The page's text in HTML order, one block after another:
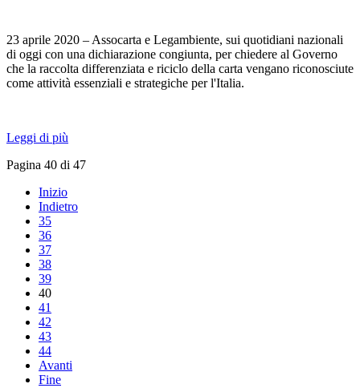
23 aprile 2020 – Assocarta e Legambiente, sui quotidiani nazionali
di oggi con una dichiarazione congiunta, per chiedere al Governo
che la raccolta differenziata e riciclo della carta vengano riconosciute
come attività essenziali e strategiche per l'Italia.
Leggi di più
Pagina 40 di 47
Inizio
Indietro
35
36
37
38
39
40
41
42
43
44
Avanti
Fine